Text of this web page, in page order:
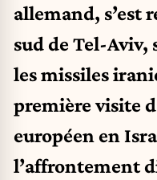
allemand, s’est
sud de Tel-
les missiles
première visite
européen en
l’affrontement